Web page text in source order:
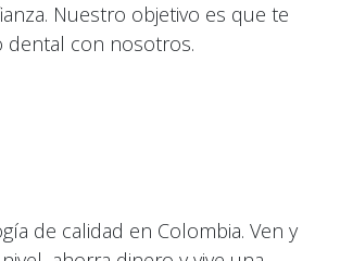
Nuestro objetivo es que te
dental con nosotros.
de calidad en Colombia. Ven y